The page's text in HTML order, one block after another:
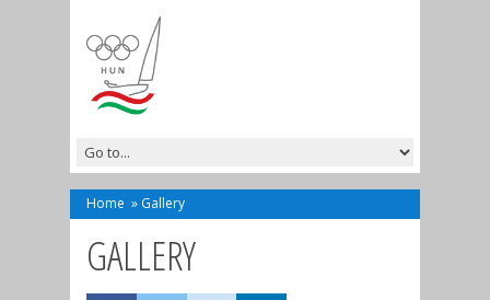
Home » Gallery
GALLERY